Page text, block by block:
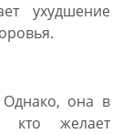
ухудшение
Однако, она в
кто желает